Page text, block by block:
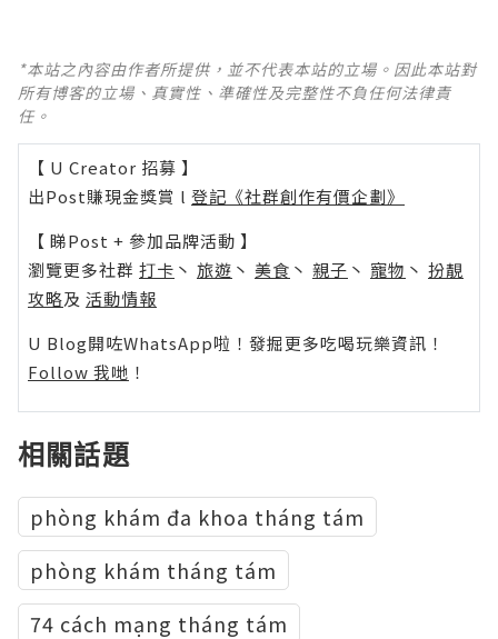
*本站之內容由作者所提供，並不代表本站的立場。因此本站對
所有博客的立場、真實性、準確性及完整性不負任何法律責
任。
【 U Creator 招募 】
出Post賺現金獎賞 l 登記《社群創作有價企劃》
【 睇Post + 參加品牌活動 】
瀏覽更多社群 打卡 丶 旅遊 丶 美食 丶 親子 丶 寵物 丶 扮靚
攻略及 活動情報
U Blog開咗WhatsApp啦！發掘更多吃喝玩樂資訊！
Follow 我哋 ！
相關話題
phòng khám đa khoa tháng tám
phòng khám tháng tám
74 cách mạng tháng tám